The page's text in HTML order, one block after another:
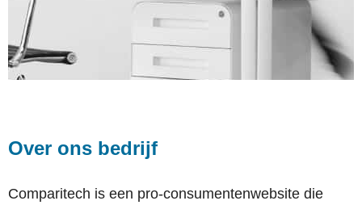
Over ons bedrijf
Comparitech is een pro-consumentenwebsite die